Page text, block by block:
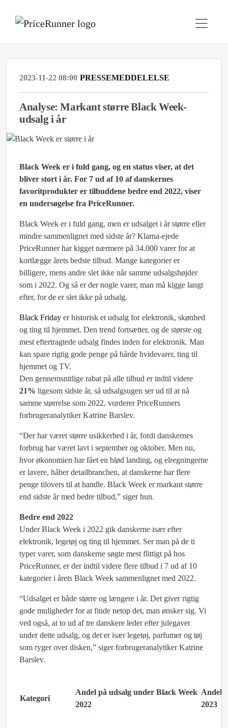
2023-11-22 08:00 PRESSEMEDDELELSE
Analyse: Markant større Black Week-
udsalg i år
Black Week er i fuld gang, og en status viser, at det
bliver stort i år. For 7 ud af 10 af danskernes
favoritprodukter er tilbuddene bedre end 2022, viser
en undersøgelse fra PriceRunner.
Black Week er i fuld gang, men er udsalget i år større eller
mindre sammenlignet med sidste år? Klarna-ejede
PriceRunner har kigget nærmere på 34.000 varer for at
kortlægge årets bedste tilbud. Mange kategorier er
billigere, mens andre slet ikke når samme udsalgshøjder
som i 2022. Og så er der nogle varer, man må kigge langt
efter, for de er slet ikke på udsalg.
Black Friday er historisk et udsalg for elektronik, skønhed
og ting til hjemmet. Den trend fortsætter, og de største og
mest eftertragtede udsalg findes inden for elektronik. Man
kan spare rigtig gode penge på hårde hvidevarer, ting til
hjemmet og TV.
Den gennemsnitlige rabat på alle tilbud er indtil videre
21% ligesom sidste år, så udsalgsugen ser ud til at nå
samme størrelse som 2022, vurderer PriceRunners
forbrugeranalytiker Katrine Barslev.
“Der har været større usikkerhed i år, fordi danskernes
forbrug har været lavt i september og oktober. Men nu,
hvor økonomien har fået en blød landing, og elregningerne
er lavere, håber detailbranchen, at danskerne har flere
penge tilovers til at handle. Black Week er markant større
end sidste år med bedre tilbud,” siger hun.
Bedre end 2022
Under Black Week i 2022 gik danskerne især efter
elektronik, legetøj og ting til hjemmet. Ser man på de ti
typer varer, som danskerne søgte mest flittigt på hos
PriceRunner, er der indtil videre flere tilbud i 7 ud af 10
kategorier i årets Black Week sammenlignet med 2022.
“Udsalget er både større og længere i år. Det giver rigtig
gode muligheder for at finde netop det, man ønsker sig. Vi
ved også, at to ud af tre danskere leder efter julegaver
under dette udsalg, og det er især legetøj, parfumer og tøj
som ryger over disken,” siger forbrugeranalytiker Katrine
Barslev.
Kategori
Andel på udsalg under Black Week
2022
Andel
2023